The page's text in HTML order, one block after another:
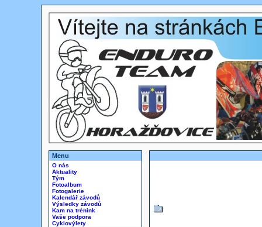
Menu
O nás
Aktuality
Tým
Fotoalbum
Fotogalerie
Kalendář závodů
Výsledky závodů
Kam na trénink
Vaše podpora
Cyklovýlety